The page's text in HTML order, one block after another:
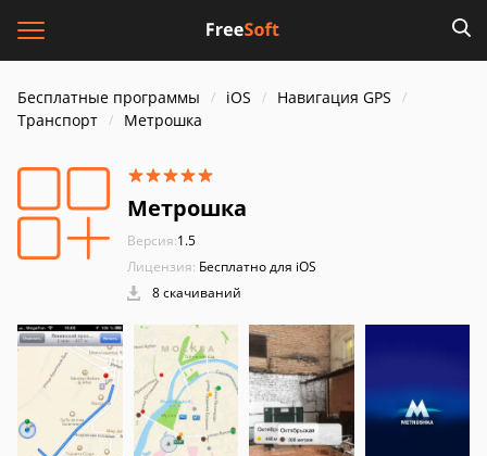
Бесплатные программы iOS
Навигация GPS
Транспорт
Метрошка
Метрошка
Версия:1.5
Лицензия: Бесплатно для iOS
8 скачиваний